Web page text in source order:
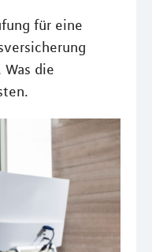
für eine
die